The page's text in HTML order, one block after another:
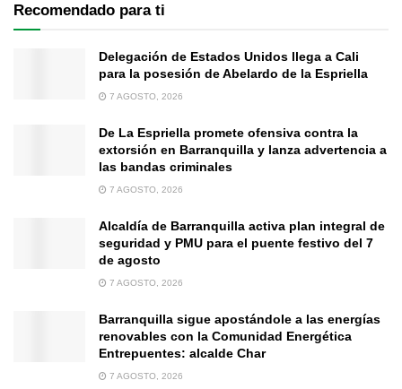
Recomendado para ti
Delegación de Estados Unidos llega a Cali
para la posesión de Abelardo de la Espriella
7 AGOSTO, 2026
De La Espriella promete ofensiva contra la
extorsión en Barranquilla y lanza advertencia a
las bandas criminales
7 AGOSTO, 2026
Alcaldía de Barranquilla activa plan integral de
seguridad y PMU para el puente festivo del 7
de agosto
7 AGOSTO, 2026
Barranquilla sigue apostándole a las energías
renovables con la Comunidad Energética
Entrepuentes: alcalde Char
7 AGOSTO, 2026